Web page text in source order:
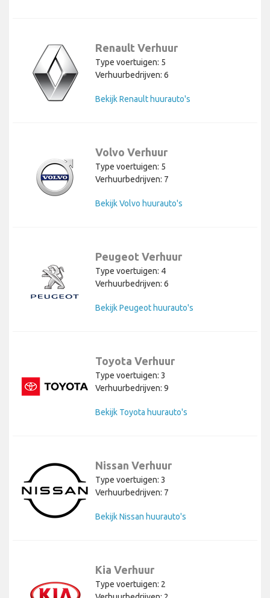
Renault Verhuur
Type voertuigen: 5
Verhuurbedrijven: 6
Bekijk Renault huurauto's
Volvo Verhuur
Type voertuigen: 5
Verhuurbedrijven: 7
Bekijk Volvo huurauto's
Peugeot Verhuur
Type voertuigen: 4
Verhuurbedrijven: 6
Bekijk Peugeot huurauto's
Toyota Verhuur
Type voertuigen: 3
Verhuurbedrijven: 9
Bekijk Toyota huurauto's
Nissan Verhuur
Type voertuigen: 3
Verhuurbedrijven: 7
Bekijk Nissan huurauto's
Kia Verhuur
Type voertuigen: 2